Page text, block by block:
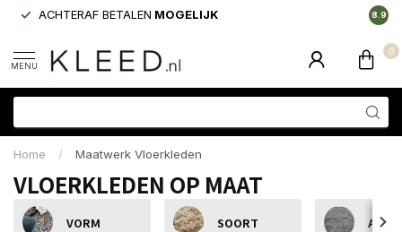
ACHTERAF BETALEN MOGELIJK 8.9
MENU
0
Home / Maatwerk Vloerkleden
VLOERKLEDEN OP MAAT
VORM SOORT